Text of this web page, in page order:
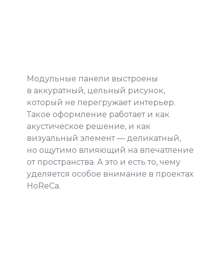
Модульные панели выстроены
в аккуратный, цельный рисунок,
который не перегружает интерьер.
Такое оформление работает и как
акустическое решение, и как
визуальный элемент — деликатный,
но ощутимо влияющий на впечатление
от пространства. А это и есть то, чему
уделяется особое внимание в проектах
HoReCa.